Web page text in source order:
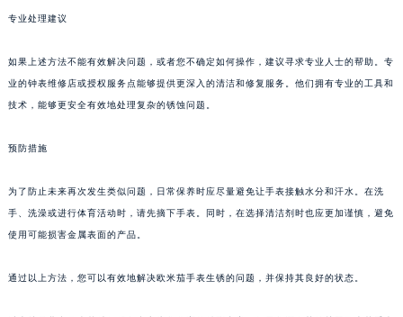
专业处理建议
如果上述方法不能有效解决问题，或者您不确定如何操作，建议寻求专业人士的帮助。专
业的钟表维修店或授权服务点能够提供更深入的清洁和修复服务。他们拥有专业的工具和
技术，能够更安全有效地处理复杂的锈蚀问题。
预防措施
为了防止未来再次发生类似问题，日常保养时应尽量避免让手表接触水分和汗水。在洗
手、洗澡或进行体育活动时，请先摘下手表。同时，在选择清洁剂时也应更加谨慎，避免
使用可能损害金属表面的产品。
通过以上方法，您可以有效地解决欧米茄手表生锈的问题，并保持其良好的状态。